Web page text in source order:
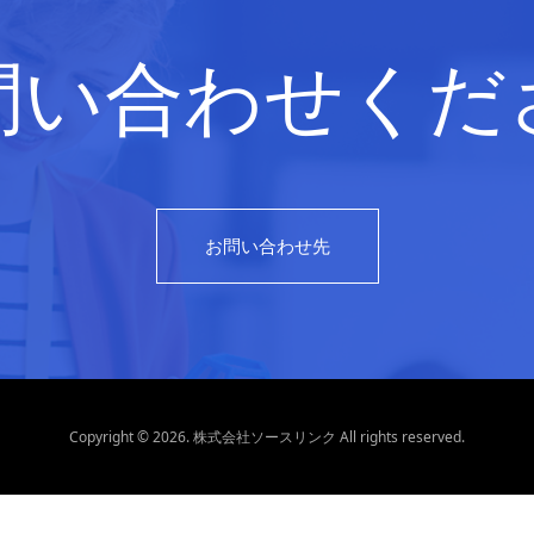
合わせく
お問い合わせ先
Copyright © 2026. 株式会社ソースリンク All rights reserved.